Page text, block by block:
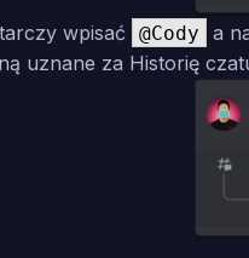
wpisać @Cody a
uznane za Historię